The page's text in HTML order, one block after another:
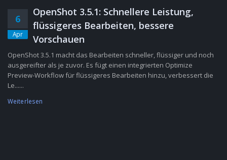
6
Apr
OpenShot 3.5.1: Schnellere Leistung,
flüssigeres Bearbeiten, bessere
Vorschauen
OpenShot 3.5.1 macht das Bearbeiten schneller, flüssiger und noch
ausgereifter als je zuvor. Es fügt einen integrierten Optimize
Preview-Workflow für flüssigeres Bearbeiten hinzu, verbessert die
Le......
Weiterlesen